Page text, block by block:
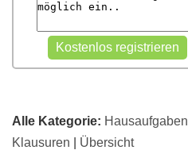
Alle Kategorie: Hausaufgaben
Klausuren
Übersicht